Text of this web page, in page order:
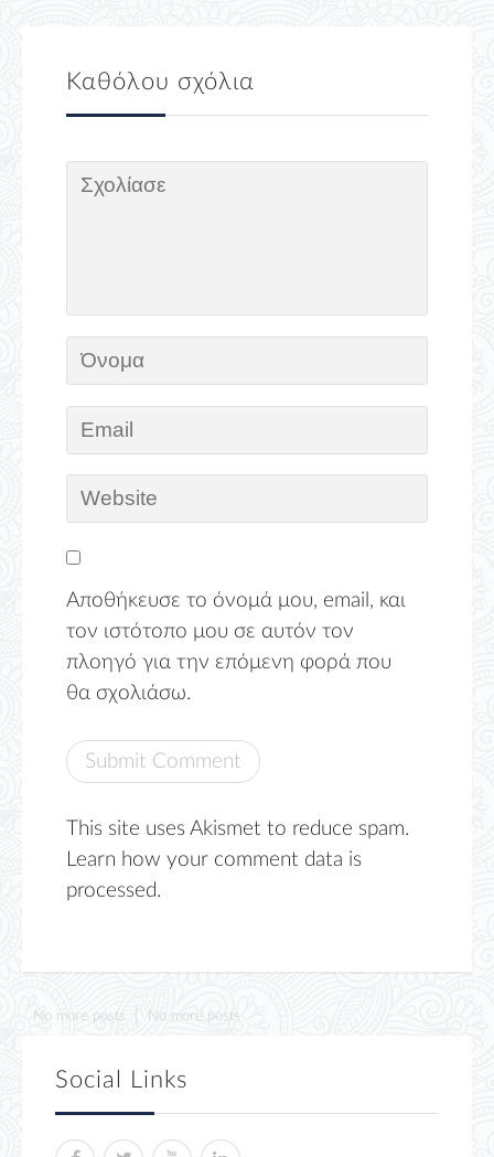
Καθόλου σχόλια
Αποθήκευσε το όνομά μου, email, και
τον ιστότοπο μου σε αυτόν τον
πλοηγό για την επόμενη φορά που
θα σχολιάσω.
This site uses Akismet to reduce spam.
Learn how your comment data is
processed.
No more posts No more posts
Social Links